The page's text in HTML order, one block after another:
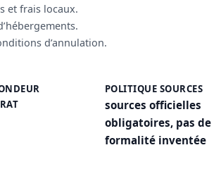
et frais locaux.
d’annulation.
POLITIQUE SOURCES
sources officielles
obligatoires, pas de
formalité inventée